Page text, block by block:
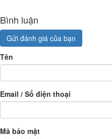
Bình luận
Gửi đánh giá của bạn
Tên
Email / Số điện thoại
Mã bảo mật